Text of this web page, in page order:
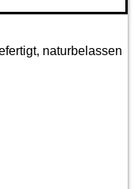
naturbelassen